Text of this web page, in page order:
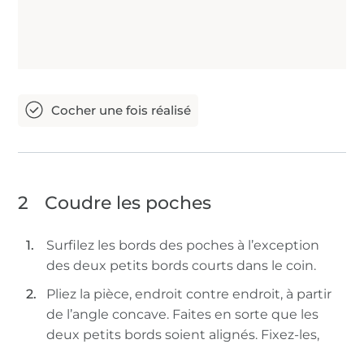
2 Coudre les poches
Surfilez les bords des poches à l’exception
des deux petits bords courts dans le coin.
Pliez la pièce, endroit contre endroit, à partir
de l’angle concave. Faites en sorte que les
deux petits bords soient alignés. Fixez-les,